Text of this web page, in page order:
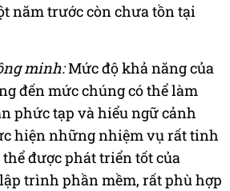
năm trước còn chưa tồn tại
minh:Mức độ khả năng của
đến mức chúng có thể làm
phức tạp và hiểu ngữ cảnh
hiện những nhiệm vụ rất tinh
được phát triển tốt của
trình phần mềm, rất phù hợp